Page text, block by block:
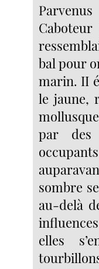
bal pour
marin. II
le jaune,
par des
sombre
au-delà
elles